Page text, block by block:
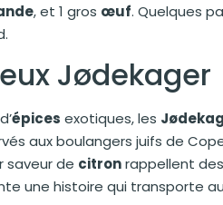
, et 1 gros œuf. Quelques
Jødekager
épices exotiques, les
aux boulangers juifs de
saveur de citronrappellent
une histoire qui transporte